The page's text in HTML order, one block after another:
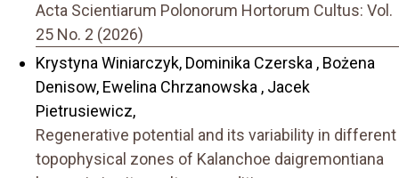
Acta Scientiarum Polonorum Hortorum Cultus: Vol.
25 No. 2 (2026)
Krystyna Winiarczyk, Dominika Czerska , Bożena
Denisow, Ewelina Chrzanowska , Jacek
Pietrusiewicz,
Regenerative potential and its variability in different
topophysical zones of Kalanchoe daigremontiana